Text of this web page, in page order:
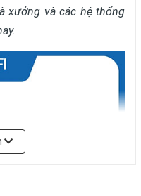
xưởng và các hệ thống